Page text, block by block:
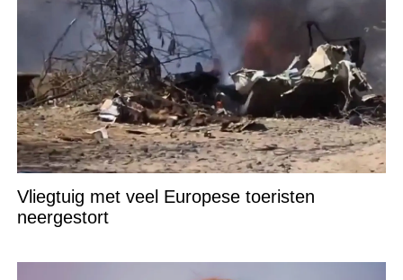
Vliegtuig met veel Europese toeristen
neergestort